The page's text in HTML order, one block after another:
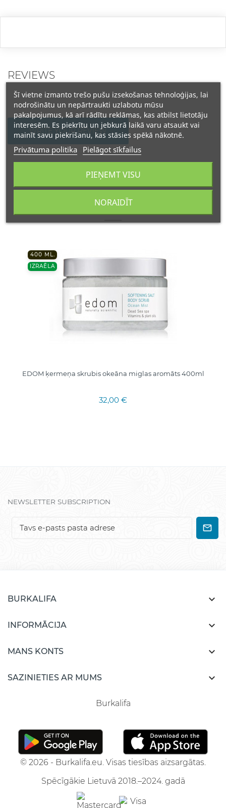
REVIEWS
WRITE YOUR REVIEW
400 ML.
IZRAĒLA
EDOM ķermeņa skrubis okeāna miglas aromāts 400ml
32,00 €
NEWSLETTER SUBSCRIPTION
BURKALIFA 
INFORMĀCIJA 
MANS KONTS 
SAZINIETIES AR MUMS 
Burkalifa
© 2026 - Burkalifa.eu. Visas tiesības aizsargātas.
Spēcīgākie Lietuvā 2018.–2024. gadā
Šī vietne izmanto trešo pušu izsekošanas tehnoloģijas, lai
nodrošinātu un nepārtraukti uzlabotu mūsu
pakalpojumus, kā arī rādītu reklāmas, kas atbilst lietotāju
interesēm. Es piekrītu un jebkurā laikā varu atsaukt vai
mainīt savu piekrišanu, kas stāsies spēkā nākotnē.
Privātuma politika Pielāgot sīkfailus
NORAIDĪT
PIEŅEMT VISU